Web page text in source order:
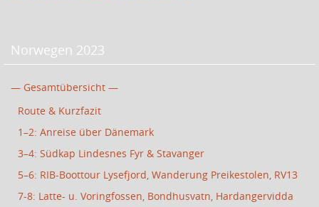
Norwegen 2023
— Gesamtübersicht —
Route & Kurzfazit
1–2: Anreise über Dänemark
3–4: Südkap Lindesnes Fyr & Stavanger
5–6: RIB-Boottour Lysefjord, Wanderung Preikestolen, RV13
7-8: Latte- u. Voringfossen, Bondhusvatn, Hardangervidda